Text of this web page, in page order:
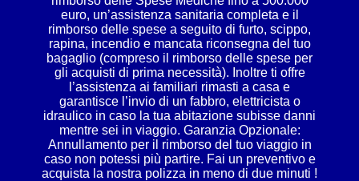
euro, un’assistenza sanitaria completa e il
rimborso delle spese a seguito di furto, scippo,
rapina, incendio e mancata riconsegna del tuo
bagaglio (compreso il rimborso delle spese per
gli acquisti di prima necessità). Inoltre ti offre
l’assistenza ai familiari rimasti a casa e
garantisce l’invio di un fabbro, elettricista o
idraulico in caso la tua abitazione subisse danni
mentre sei in viaggio. Garanzia Opzionale:
Annullamento per il rimborso del tuo viaggio in
caso non potessi più partire. Fai un preventivo e
acquista la nostra polizza in meno di due minuti !